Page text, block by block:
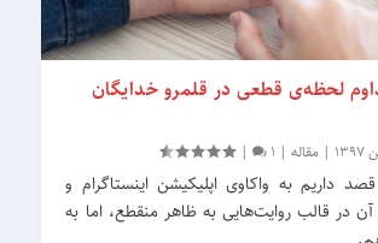
لحظه‌ی قطعی در قلمرو خدایگان
|مقاله |
1
|
داریم به واکاوی اپلیکیشن اینستاگرام و
در قالب روایت‌هایی به ظاهر منقطع، اما به